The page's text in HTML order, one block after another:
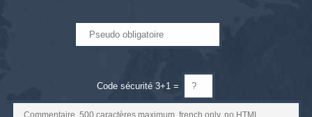
Code sécurité 3+1 =